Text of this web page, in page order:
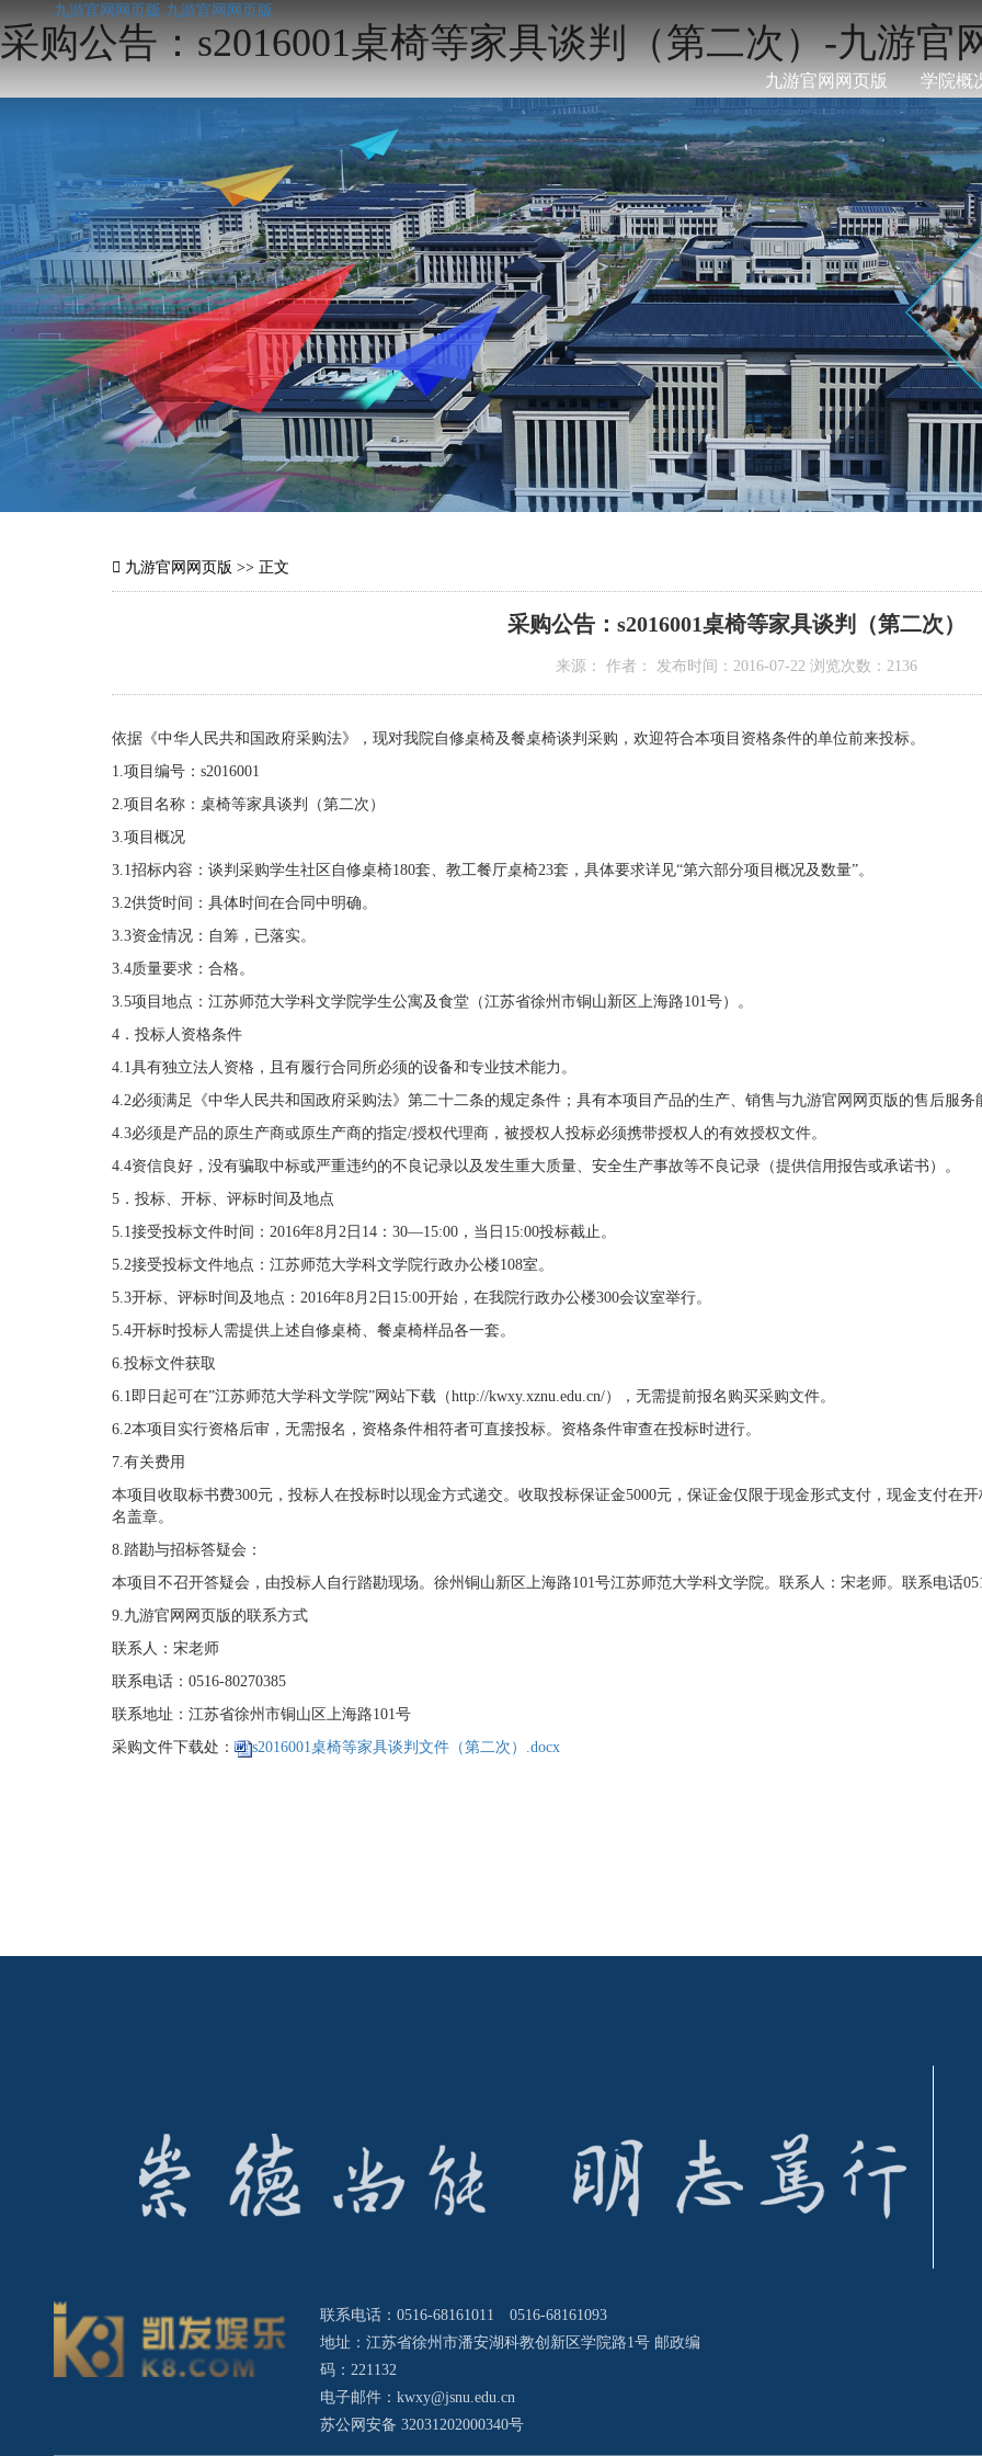
采购公告：s2016001桌椅等家具谈判（第二次）-九游官
九游官网网页版 九游官网网页版
九游官网网页版 学院概
九游官网网页版 >> 正文
采购公告：s2016001桌椅等家具谈判（第二次）
来源： 作者： 发布时间：2016-07-22 浏览次数： 2136
依据《中华人民共和国政府采购法》，现对我院自修桌椅及餐桌椅谈判采购，欢迎符合本项目资格条件的单位前来投标。
1.项目编号：s2016001
2.项目名称：桌椅等家具谈判（第二次）
3.项目概况
3.1招标内容：谈判采购学生社区自修桌椅180套、教工餐厅桌椅23套，具体要求详见“第六部分项目概况及数量”。
3.2供货时间：具体时间在合同中明确。
3.3资金情况：自筹，已落实。
3.4质量要求：合格。
3.5项目地点：江苏师范大学科文学院学生公寓及食堂（江苏省徐州市铜山新区上海路101号）。
4．投标人资格条件
4.1具有独立法人资格，且有履行合同所必须的设备和专业技术能力。
4.2必须满足《中华人民共和国政府采购法》第二十二条的规定条件；具有本项目产品的生产、销售与九游官网网页版的售后服务
4.3必须是产品的原生产商或原生产商的指定/授权代理商，被授权人投标必须携带授权人的有效授权文件。
4.4资信良好，没有骗取中标或严重违约的不良记录以及发生重大质量、安全生产事故等不良记录（提供信用报告或承诺书）。
5．投标、开标、评标时间及地点
5.1接受投标文件时间：2016年8月2日14：30—15:00，当日15:00投标截止。
5.2接受投标文件地点：江苏师范大学科文学院行政办公楼108室。
5.3开标、评标时间及地点：2016年8月2日15:00开始，在我院行政办公楼300会议室举行。
5.4开标时投标人需提供上述自修桌椅、餐桌椅样品各一套。
6.投标文件获取
6.1即日起可在”江苏师范大学科文学院”网站下载（http://kwxy.xznu.edu.cn/），无需提前报名购买采购文件。
6.2本项目实行资格后审，无需报名，资格条件相符者可直接投标。资格条件审查在投标时进行。
7.有关费用
本项目收取标书费300元，投标人在投标时以现金方式递交。收取投标保证金5000元，保证金仅限于现金形式支付，现金支付在
名盖章。
8.踏勘与招标答疑会：
本项目不召开答疑会，由投标人自行踏勘现场。徐州铜山新区上海路101号江苏师范大学科文学院。联系人：宋老师。联系电话
9.九游官网网页版的联系方式
联系人：宋老师
联系电话：0516-80270385
联系地址：江苏省徐州市铜山区上海路101号
采购文件下载处：
s2016001桌椅等家具谈判文件（第二次）.docx
联系电话：0516-68161011 0516-68161093
地址：江苏省徐州市潘安湖科教创新区学院路1号 邮政编
码：221132
电子邮件： kwxy@jsnu.edu.cn
苏公网安备 32031202000340号